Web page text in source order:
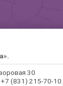
30
(831) 215-70-10.